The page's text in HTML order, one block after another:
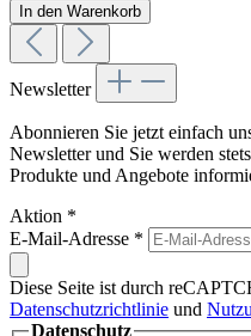
In den Warenkorb
Newsletter
Abonnieren Sie jetzt einfach
Newsletter und Sie werden
Produkte und Angebote
Aktion *
E-Mail-Adresse *
Diese Seite ist durch
Datenschutzrichtlinie und
Datenschutz